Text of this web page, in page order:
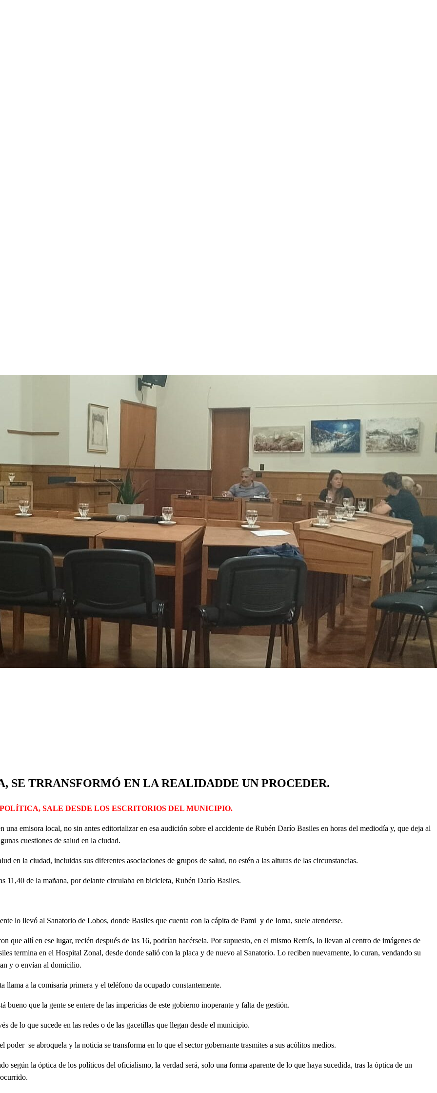
SE TRRANSFORMÓ EN LA REALIDADDE UN PROCEDER.
SALE DESDE LOS ESCRITORIOS DEL MUNICIPIO.
una emisora local, no sin antes editorializar en esa audición sobre el accidente de Rubén Darío Basiles en horas del mediodía y, que deja al
cuestiones de salud en la ciudad.
en la ciudad, incluidas sus diferentes asociaciones de grupos de salud, no estén a las alturas de las circunstancias.
11,40 de la mañana, por delante circulaba en bicicleta, Rubén Darío Basiles.
lo llevó al Sanatorio de Lobos, donde Basiles que cuenta con la cápita de Pami y de Ioma, suele atenderse.
allí en ese lugar, recién después de las 16, podrían hacérsela. Por supuesto, en el mismo Remís, lo llevan al centro de imágenes de
termina en el Hospital Zonal, desde donde salió con la placa y de nuevo al Sanatorio. Lo reciben nuevamente, lo curan, vendando su
y o envían al domicilio.
llama a la comisaría primera y el teléfono da ocupado constantemente.
que la gente se entere de las impericias de este gobierno inoperante y falta de gestión.
de lo que sucede en las redes o de las gacetillas que llegan desde el municipio.
se abroquela y la noticia se transforma en lo que el sector gobernante trasmites a sus acólitos medios.
la óptica de los políticos del oficialismo, la verdad será, solo una forma aparente de lo que haya sucedida, tras la óptica de un